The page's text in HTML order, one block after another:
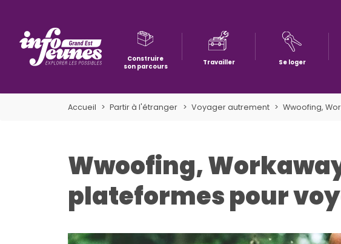
Construire
son parcours
Travailler Se loger
Accueil Partir à l'étranger Voyager autrement Wwoofing,
Wwoofing,
plateformes pour